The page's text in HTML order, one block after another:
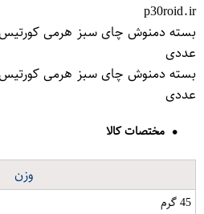
p30roid.ir
عددی
عددی
مختصات کالا
وزن
45 گرم